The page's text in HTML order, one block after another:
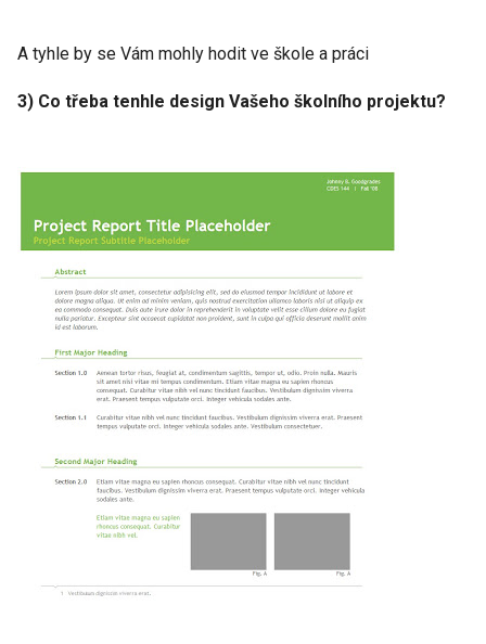
A tyhle by se Vám mohly hodit ve škole a práci
3) Co třeba tenhle design Vašeho školního projektu?